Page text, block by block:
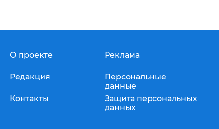
О проекте
Редакция
Контакты
Реклама
Персональные
данные
Защита персональных
данных